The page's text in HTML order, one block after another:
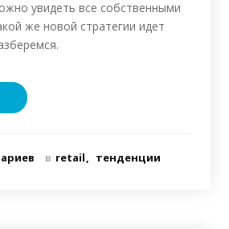
увидеть все собственными
же новой стратегии идет
в retail тенденции